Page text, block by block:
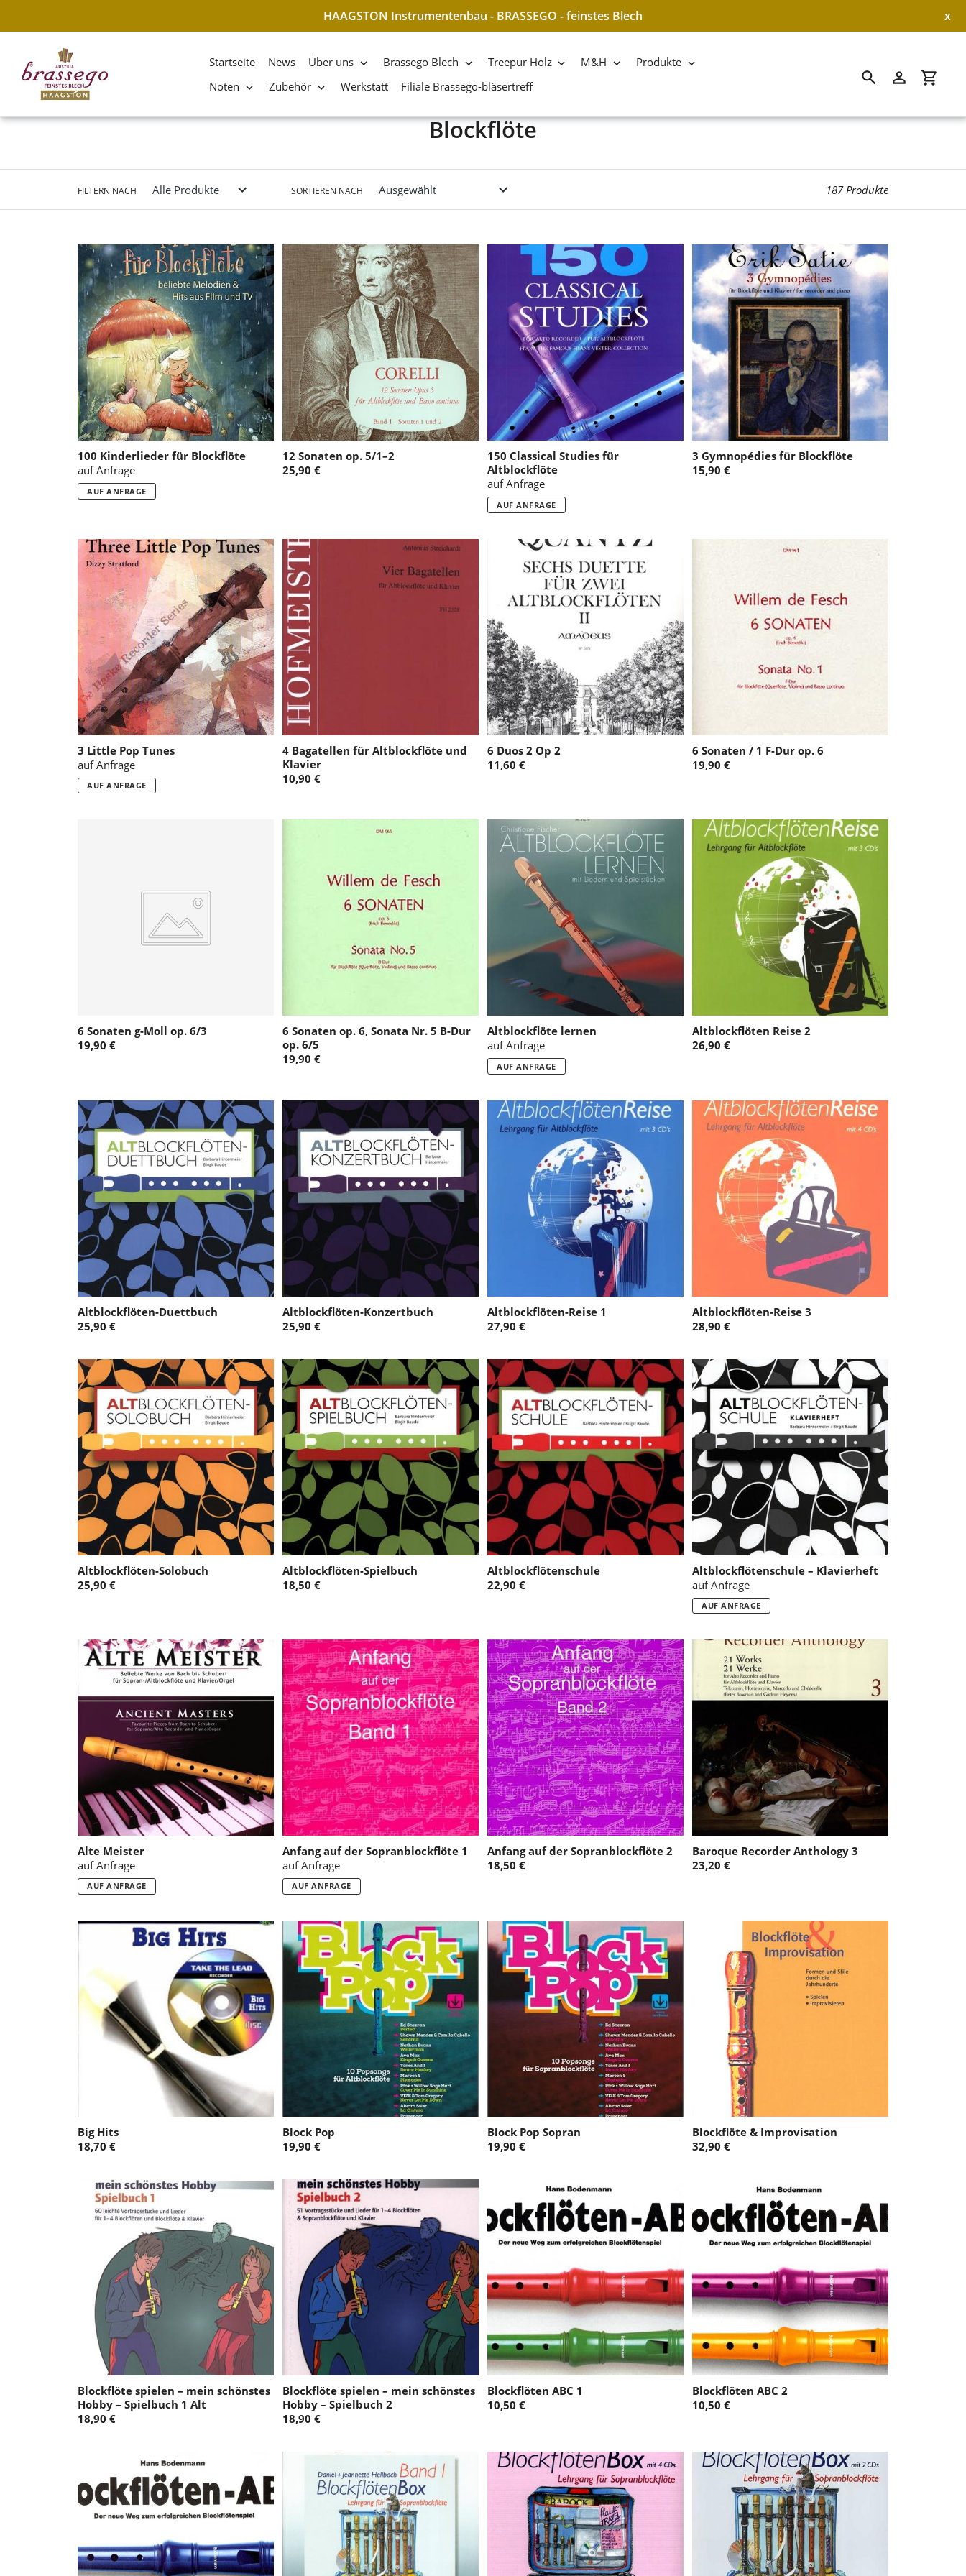
Direkt
HAAGSTON Instrumentenbau - BRASSEGO - feinstes Blech x
Startseite News Über uns Brassego Blech Treepur Holz M&H
Produkte
Noten
Zubehör Werkstatt Filiale Brassego-bläsertreff SuchenEinloggen
S
m
m
u
n
g
:
Blockflöte
FILTERN NACH SORTIEREN NACH 187 Produkte
100 Kinderlieder für Blockflöte
auf Anfrage
AUF ANFRAGE
12 Sonaten op. 5/1–2
25,90 €
150 Classical Studies für
Altblockflöte
auf Anfrage
AUF ANFRAGE
3 Gymnopédies für Blockflöte
15,90 €
3 Little Pop Tunes
auf Anfrage
AUF ANFRAGE
4 Bagatellen für Altblockflöte und
Klavier
10,90 €
6 Duos 2 Op 2
11,60 €
6 Sonaten / 1 F-Dur op. 6
19,90 €
6 Sonaten g-Moll op. 6/3
19,90 €
6 Sonaten op. 6, Sonata Nr. 5 B-Dur
op. 6/5
19,90 €
Altblockflöte lernen
auf Anfrage
AUF ANFRAGE
Altblockflöten Reise 2
26,90 €
Altblockflöten-Duettbuch
25,90 €
Altblockflöten-Konzertbuch
25,90 €
Altblockflöten-Reise 1
27,90 €
Altblockflöten-Reise 3
28,90 €
Altblockflöten-Solobuch
25,90 €
Altblockflöten-Spielbuch
18,50 €
Altblockflötenschule
22,90 €
Altblockflötenschule – Klavierheft
auf Anfrage
AUF ANFRAGE
Alte Meister
auf Anfrage
AUF ANFRAGE
Anfang auf der Sopranblockflöte 1
auf Anfrage
AUF ANFRAGE
Anfang auf der Sopranblockflöte 2
18,50 €
Baroque Recorder Anthology 3
23,20 €
Big Hits
18,70 €
Block Pop
19,90 €
Block Pop Sopran
19,90 €
Blockflöte & Improvisation
32,90 €
Blockflöte spielen – mein schönstes
Hobby – Spielbuch 1 Alt
18,90 €
Blockflöte spielen – mein schönstes
Hobby – Spielbuch 2
18,90 €
Blockflöten ABC 1
10,50 €
Blockflöten ABC 2
10,50 €